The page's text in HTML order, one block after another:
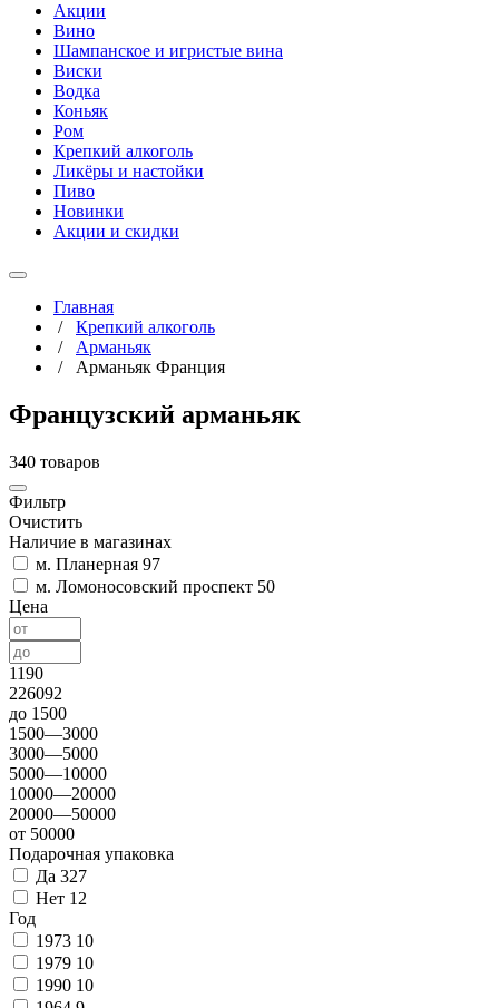
Акции
Вино
Шампанское и игристые вина
Виски
Водка
Коньяк
Ром
Крепкий алкоголь
Ликёры и настойки
Пиво
Новинки
Акции и скидки
Главная
/ Крепкий алкоголь
/ Арманьяк
/ Арманьяк Франция
Французский арманьяк
340 товаров
Фильтр
Очистить
Наличие в магазинах
м. Планерная 97
м. Ломоносовский проспект 50
Цена
1190
226092
до 1500
1500—3000
3000—5000
5000—10000
10000—20000
20000—50000
от 50000
Подарочная упаковка
Да 327
Нет 12
Год
1973 10
1979 10
1990 10